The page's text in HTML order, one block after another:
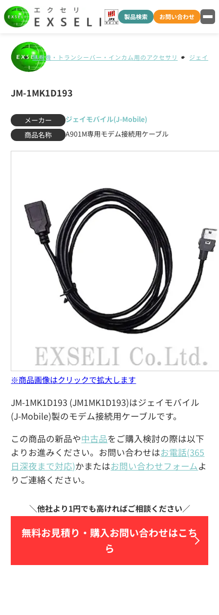
製品検索 お問い合わせ
無線機・トランシーバー・インカム用のアクセサリ ジェイモ
JM-1MK1D193
メーカー
ジェイモバイル(J-Mobile)
商品名称
A901M専用モデム接続用ケーブル
JM-1MK1D193 (JM1MK1D193)はジェイモバイル
(J-Mobile)製のモデム接続用ケーブルです。
この商品の新品や中古品をご購入検討の際は以下
よりお進みください。お問い合わせはお電話(365
日深夜まで対応)かまたはお問い合わせフォームよ
りご連絡ください。
無料お見積り・ 購入お問い合わせはこち
ら
※商品画像はクリックで拡大します